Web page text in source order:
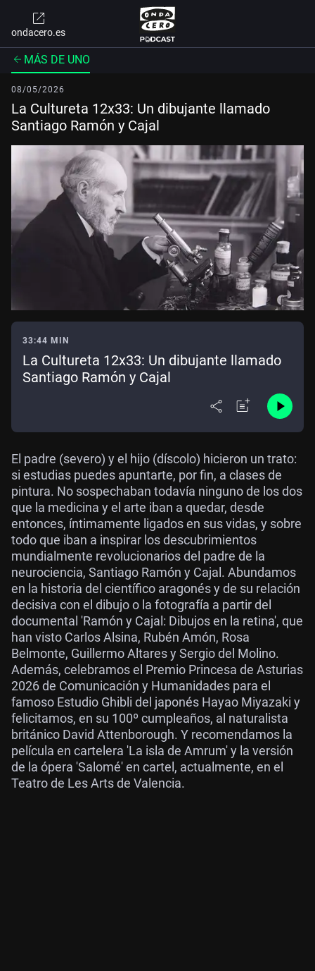
ondacero.es
MÁS DE UNO
08/05/2026
La Cultureta 12x33: Un dibujante llamado
Santiago Ramón y Cajal
33:44 MIN
La Cultureta 12x33: Un dibujante llamado
Santiago Ramón y Cajal
El padre (severo) y el hijo (díscolo) hicieron un trato:
si estudias puedes apuntarte, por fin, a clases de
pintura. No sospechaban todavía ninguno de los dos
que la medicina y el arte iban a quedar, desde
entonces, íntimamente ligados en sus vidas, y sobre
todo que iban a inspirar los descubrimientos
mundialmente revolucionarios del padre de la
neurociencia, Santiago Ramón y Cajal. Abundamos
en la historia del científico aragonés y de su relación
decisiva con el dibujo o la fotografía a partir del
documental 'Ramón y Cajal: Dibujos en la retina', que
han visto Carlos Alsina, Rubén Amón, Rosa
Belmonte, Guillermo Altares y Sergio del Molino.
Además, celebramos el Premio Princesa de Asturias
2026 de Comunicación y Humanidades para el
famoso Estudio Ghibli del japonés Hayao Miyazaki y
felicitamos, en su 100º cumpleaños, al naturalista
británico David Attenborough. Y recomendamos la
película en cartelera 'La isla de Amrum' y la versión
de la ópera 'Salomé' en cartel, actualmente, en el
Teatro de Les Arts de Valencia.